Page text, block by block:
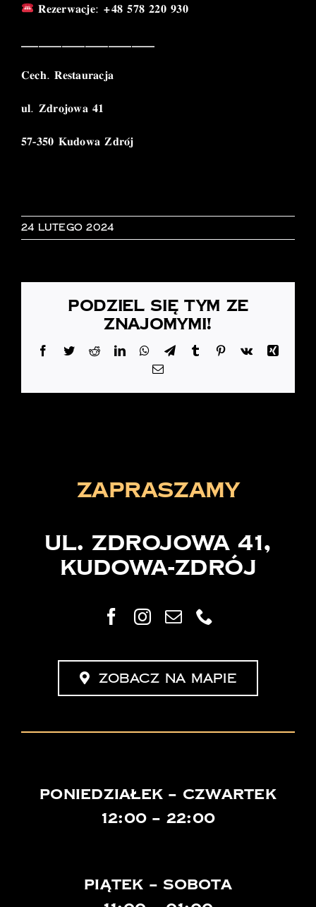
𝐑𝐞𝐳𝐞𝐫𝐰𝐚𝐜𝐣𝐞: +𝟒𝟖 𝟓𝟕𝟖 𝟐𝟐𝟎 𝟗𝟑𝟎
_______________________
𝐂𝐞𝐜𝐡. 𝐑𝐞𝐬𝐭𝐚𝐮𝐫𝐚𝐜𝐣𝐚
𝐮𝐥. 𝐙𝐝𝐫𝐨𝐣𝐨𝐰𝐚 𝟒𝟏
𝟓𝟕-𝟑𝟓𝟎 𝐊𝐮𝐝𝐨𝐰𝐚 𝐙𝐝𝐫𝐨́𝐣
24 lutego 2024
Podziel się tym ze
znajomymi!
Facebook
TwitterRedditLinkedInWhatsApp
TelegramTumblr Pinterest
Vk
Xing
Email
zapraszamy
ul. Zdrojowa 41,
Kudowa-Zdrój
Zobacz na mapie
poniedziałek – czwartek
12:00 – 22:00
Piątek – sobota